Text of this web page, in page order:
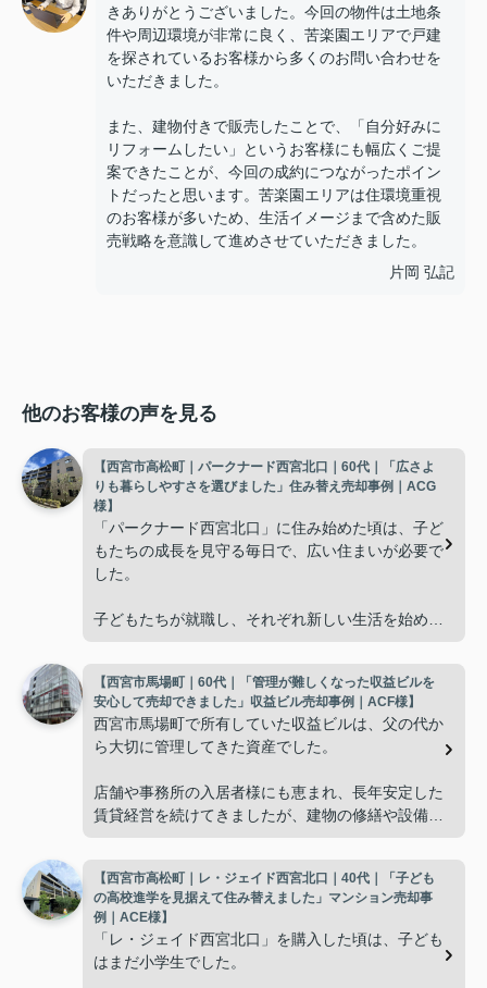
きありがとうございました。今回の物件は土地条
件や周辺環境が非常に良く、苦楽園エリアで戸建
を探されているお客様から多くのお問い合わせを
いただきました。
また、建物付きで販売したことで、「自分好みに
リフォームしたい」というお客様にも幅広くご提
案できたことが、今回の成約につながったポイン
トだったと思います。苦楽園エリアは住環境重視
のお客様が多いため、生活イメージまで含めた販
売戦略を意識して進めさせていただきました。
片岡 弘記
他のお客様の声を見る
【西宮市高松町｜パークナード西宮北口｜60代｜「広さよ
りも暮らしやすさを選びました」住み替え売却事例｜ACG
様】
「パークナード西宮北口」に住み始めた頃は、子ど
もたちの成長を見守る毎日で、広い住まいが必要で
した。
子どもたちが就職し、それぞれ新しい生活を始める
使わない部屋が増え、
「今の私たちには少し広すぎるね。」
掃除や管理の負担も考え、夫婦二人にちょうど良い
インフィニティエステートさんへ相談すると、「パ
ークナード西宮北口」の査定だけでなく、住み替え
先とのスケジュールや資金計画まで丁寧にサポート
してくださいました。
【西宮市馬場町｜60代｜「管理が難しくなった収益ビルを
安心して売却できました」収益ビル売却事例｜ACF様】
西宮市馬場町で所有していた収益ビルは、父の代か
ら大切に管理してきた資産でした。
店舗や事務所の入居者様にも恵まれ、長年安定した
賃貸経営を続けてきましたが、建物の修繕や設備更
子どもたちはそれぞれ別の仕事に就いており、
「将来、このビルの管理を任せるのは難しいかもし
れない。」
【西宮市高松町｜レ・ジェイド西宮北口｜40代｜「子ども
の高校進学を見据えて住み替えました」マンション売却事
例｜ACE様】
「レ・ジェイド西宮北口」を購入した頃は、子ども
はまだ小学生でした。